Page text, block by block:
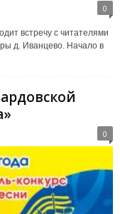
0
встречу с читателями
д. Иванцево. Начало в
0